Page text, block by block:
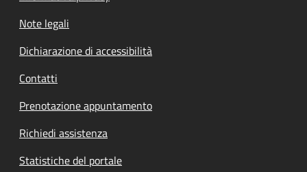
Note legali
Dichiarazione di accessibilità
Contatti
Prenotazione appuntamento
Richiedi assistenza
Statistiche del portale